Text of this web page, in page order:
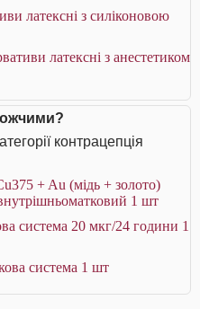
латексні з силіконовою
латексні з анестетиком
контрацепція
+ Au (мідь + золото)
1 шт
система 20 мкг/24 години 1
система 1 шт